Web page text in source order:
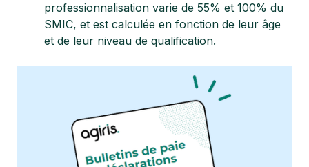
professionnalisation varie de 55% et 100% du
SMIC, et est calculée en fonction de leur âge
et de leur niveau de qualification.